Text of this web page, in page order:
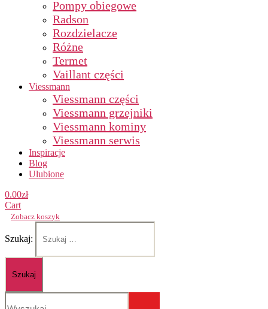
Pompy obiegowe
Radson
Rozdzielacze
Różne
Termet
Vaillant części
Viessmann
Viessmann części
Viessmann grzejniki
Viessmann kominy
Viessmann serwis
Inspiracje
Blog
Ulubione
0.00zł
Cart
Zobacz koszyk
Szukaj: